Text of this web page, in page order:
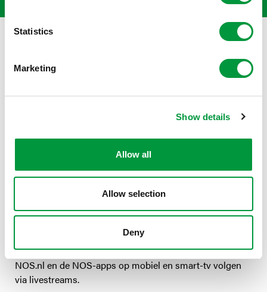
Statistics
Marketing
Show details
Allow all
Allow selection
Deny
wedstrijden in Cortina.
Starttijd run 1 09.44 uur
Vrijdag 13 maart parasnowboarden banked slalom SB-
Starttijd run 1 09.00 uur
Starttijd run 2 11.00 uur
Alle onderdelen waar Nederland in actie komt kun je via
NOS.nl en de NOS-apps op mobiel en smart-tv volgen
via livestreams.